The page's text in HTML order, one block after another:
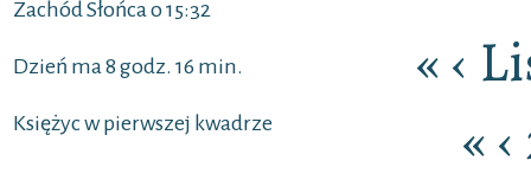
Zachód Słońca o 15:32
Dzień ma 8 godz. 16 min.
Księżyc w pierwszej kwadrze
«‹
«‹